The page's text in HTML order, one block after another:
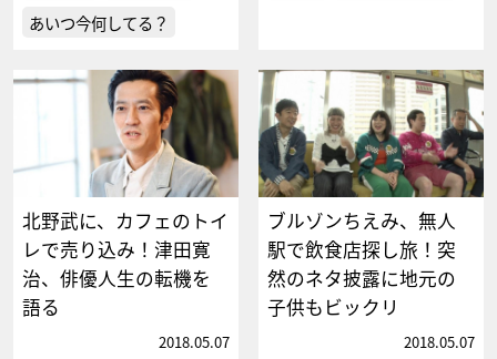
あいつ今何してる？
北野武に、カフェのトイ
レで売り込み！津田寛
治、俳優人生の転機を
語る
2018.05.07
ブルゾンちえみ、無人
駅で飲食店探し旅！突
然のネタ披露に地元の
子供もビックリ
2018.05.07